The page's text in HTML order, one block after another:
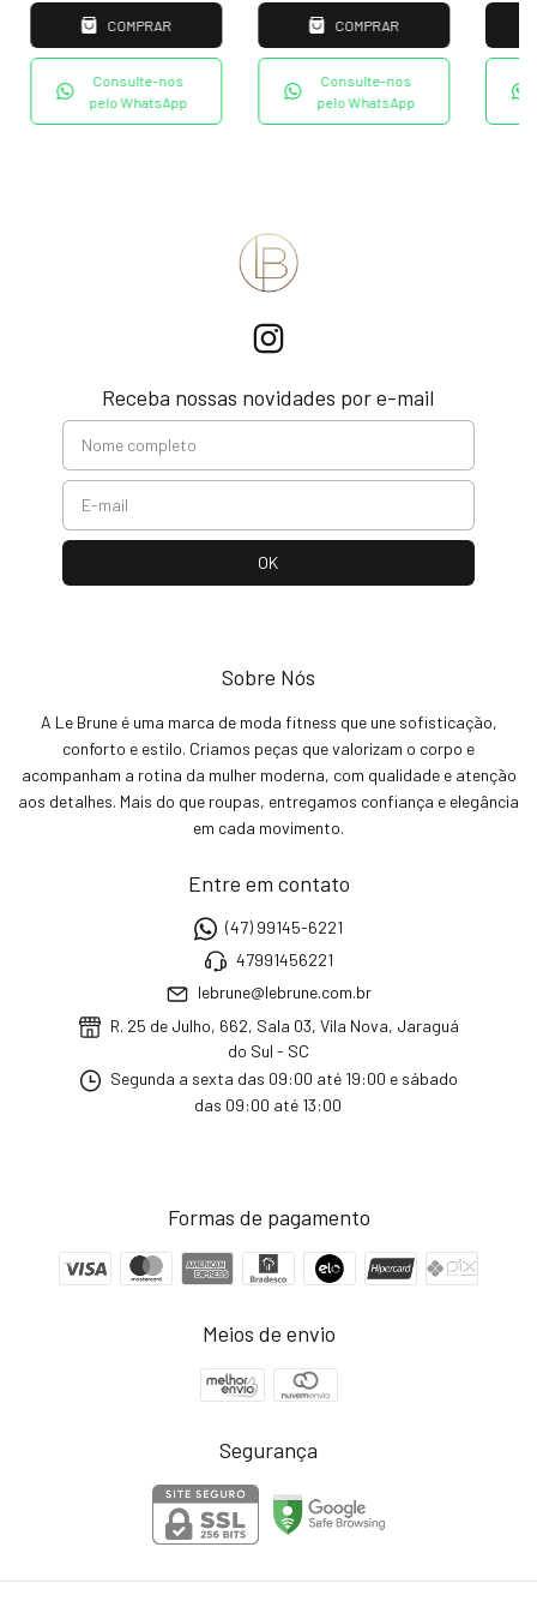
COMPRAR
Consulte-nos
pelo WhatsApp
COMPRAR
Consulte-nos
pelo WhatsApp
Receba nossas novidades por e-mail
Sobre Nós
A Le Brune é uma marca de moda fitness que une sofisticação,
conforto e estilo. Criamos peças que valorizam o corpo e
acompanham a rotina da mulher moderna, com qualidade e atenção
aos detalhes. Mais do que roupas, entregamos confiança e elegância
em cada movimento.
Entre em contato
(47) 99145-6221
47991456221
lebrune@lebrune.com.br
R. 25 de Julho, 662, Sala 03, Vila Nova, Jaraguá
do Sul - SC
Segunda a sexta das 09:00 até 19:00 e sábado
das 09:00 até 13:00
Formas de pagamento
Meios de envio
Segurança